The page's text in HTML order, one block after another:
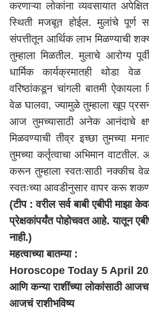
करणाऱ्या लोकांना व्यवसायात
स्थिती मजबूत होईल. मुलांचे पूर्ण
संपत्तीतून आर्थिक लाभ मिळण्याची
तुम्हाला मिळतील. मुलाचे आरोग्य
धार्मिक कार्यक्रमातही थोडा वेळ
वरिष्ठांकडून चांगली बातमी
वेळ घालवा, ज्यामुळे तुम्हाला खूप
आज तुमच्यासाठी अनेक आनंदाचे
मिळवण्याची तीव्र इच्छा तुमच्या
तुमच्या कर्तृत्वाचा अभिमान वाटतील.
करून तुम्हाला स्वतःसाठी नक्कीच
स्वतःच्या आवडीनुसार वापर करू
(टीप : वरील सर्व बाबी एबीपी माझा
प्रेक्षकांपर्यंत पोहोचवत आहे. यातून
नाही.)
महत्वाच्या बातम्या :
Horoscope Today 5 April
आणि कन्या राशींच्या लोकांसाठी
आजचं राशीभविष्य